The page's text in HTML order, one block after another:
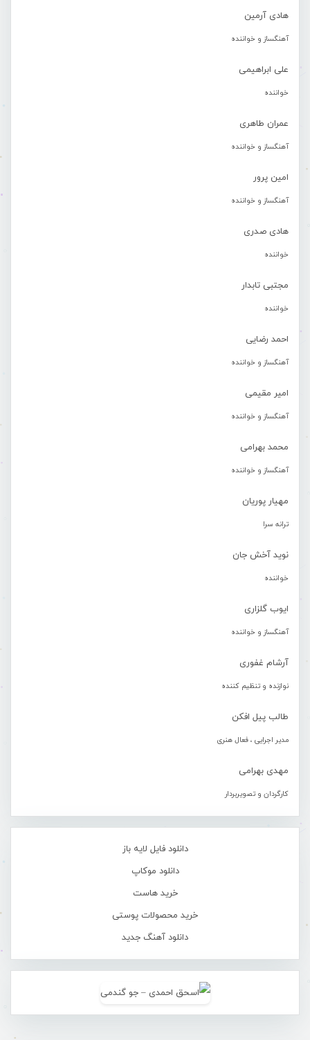
هادی آرمین
آهنگساز و خواننده
علی ابراهیمی
خواننده
عمران طاهری
آهنگساز و خواننده
امین پرور
آهنگساز و خواننده
هادی صدری
خواننده
مجتبی تابدار
خواننده
احمد رضایی
آهنگساز و خواننده
امیر مقیمی
آهنگساز و خواننده
محمد بهرامی
آهنگساز و خواننده
مهیار پوریان
ترانه سرا
نوید آخش جان
خواننده
ایوب گلزاری
آهنگساز و خواننده
آرشام غفوری
نوازنده و تنظیم کننده
طالب پیل افکن
مدیر اجرایی ، فعال هنری
مهدی بهرامی
کارگردان و تصویربردار
دانلود فایل لایه باز
دانلود موکاپ
خرید هاست
خرید محصولات پوستی
دانلود آهنگ جدید